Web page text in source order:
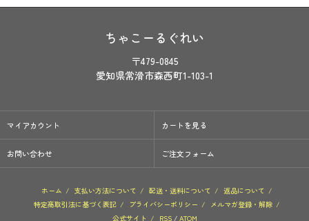
ちゃこーるぐれい
〒479-0845
愛知県常滑市森西町1-103-1
マイアカウント カートを見る
お問い合わせ ご注文フォーム
ホーム / 支払い方法について / 配送・送料について / 返品について /
特定商取引法に基づく表記 / プライバシーポリシー / メルマガ登録・解除 /
公式サイト / RSS/ ATOM